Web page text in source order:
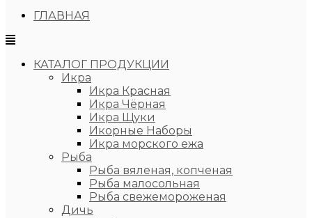
ГЛАВНАЯ
КАТАЛОГ ПРОДУКЦИИ
Икра
Икра Красная
Икра Чёрная
Икра Щуки
Икорные Наборы
Икра морского ежа
Рыба
Рыба вяленая, копченая
Рыба малосольная
Рыба свежемороженая
Дичь